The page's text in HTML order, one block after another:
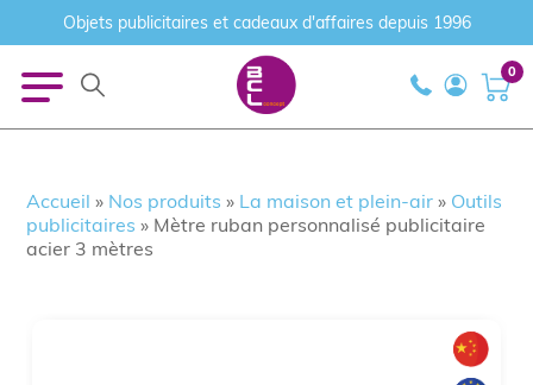
Objets publicitaires et cadeaux d'affaires depuis 1996
0
Accueil » Nos produits » La maison et plein-air » Outils
publicitaires » Mètre ruban personnalisé publicitaire
acier 3 mètres